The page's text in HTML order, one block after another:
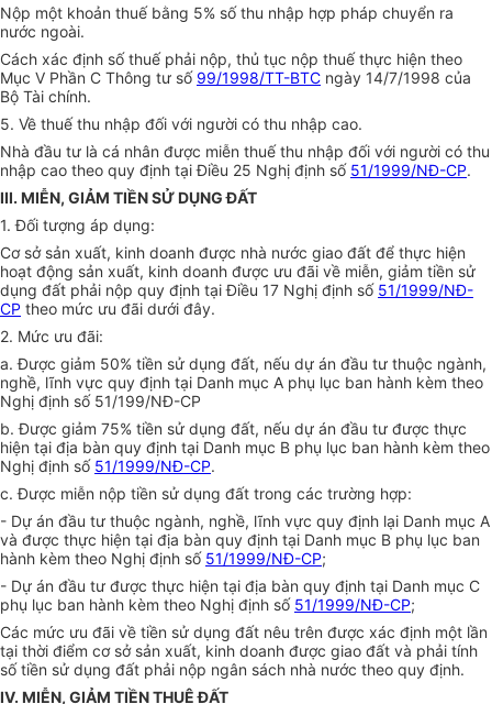
Nộp một khoản thuế bằng 5% số thu nhập hợp pháp chuyển ra
nước ngoài.
Cách xác định số thuế phải nộp, thủ tục nộp thuế thực hiện theo
Mục V Phần C Thông tư số 99/1998/TT-BTC ngày 14/7/1998 của
Bộ Tài chính.
5. Về thuế thu nhập đối với người có thu nhập cao.
Nhà đầu tư là cá nhân được miễn thuế thu nhập đối với người có thu
nhập cao theo quy định tại Điều 25 Nghị định số 51/1999/NĐ-CP.
III. MIỄN, GIẢM TIỀN SỬ DỤNG ĐẤT
1. Đối tượng áp dụng:
Cơ sở sản xuất, kinh doanh được nhà nước giao đất để thực hiện
hoạt động sản xuất, kinh doanh được ưu đãi về miễn, giảm tiền sử
dụng đất phải nộp quy định tại Điều 17 Nghị định số 51/1999/NĐ-
CP theo mức ưu đãi dưới đây.
2. Mức ưu đãi:
a. Được giảm 50% tiền sử dụng đất, nếu dự án đầu tư thuộc ngành,
nghề, lĩnh vực quy định tại Danh mục A phụ lục ban hành kèm theo
Nghị định số 51/199/NĐ-CP
b. Được giảm 75% tiền sử dụng đất, nếu dự án đầu tư được thực
hiện tại địa bàn quy định tại Danh mục B phụ lục ban hành kèm theo
Nghị định số 51/1999/NĐ-CP.
c. Được miễn nộp tiền sử dụng đất trong các trường hợp:
- Dự án đầu tư thuộc ngành, nghề, lĩnh vực quy định lại Danh mục A
và được thực hiện tại địa bàn quy định tại Danh mục B phụ lục ban
hành kèm theo Nghị định số 51/1999/NĐ-CP;
- Dự án đầu tư được thực hiện tại địa bàn quy định tại Danh mục C
phụ lục ban hành kèm theo Nghị định số 51/1999/NĐ-CP;
Các mức ưu đãi về tiền sử dụng đất nêu trên được xác định một lần
tại thời điểm cơ sở sản xuất, kinh doanh được giao đất và phải tính
số tiền sử dụng đất phải nộp ngân sách nhà nước theo quy định.
IV. MIỄN, GIẢM TIỀN THUÊ ĐẤT